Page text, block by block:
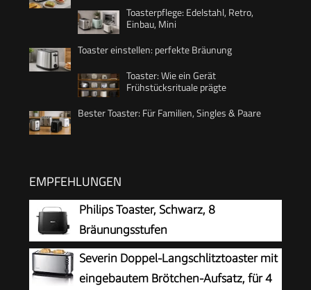
Toasterpflege: Edelstahl, Retro,
Einbau, Mini
Toaster einstellen: perfekte Bräunung
Toaster: Wie ein Gerät
Frühstücksrituale prägte
Bester Toaster: Für Familien, Singles & Paare
EMPFEHLUNGEN
Philips Toaster, Schwarz, 8
Bräunungsstufen
Severin Doppel-Langschlitztoaster mit
eingebautem Brötchen-Aufsatz, für 4